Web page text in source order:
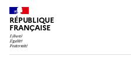
RÉPUBLIQUE
FRANÇAISE